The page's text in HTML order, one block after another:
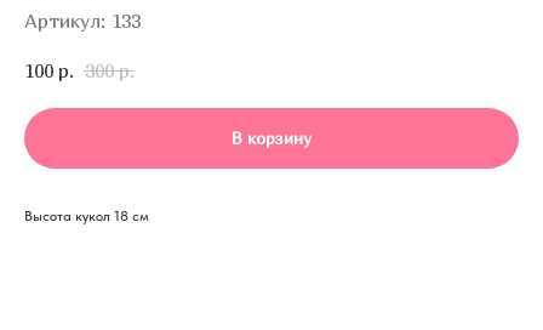
Артикул: 133
100 р. 300 р.
В корзину
Высота кукол 18 см